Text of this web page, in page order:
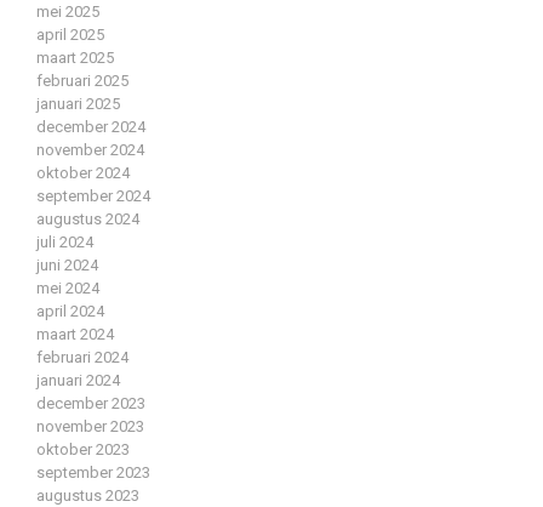
mei 2025
april 2025
maart 2025
februari 2025
januari 2025
december 2024
november 2024
oktober 2024
september 2024
augustus 2024
juli 2024
juni 2024
mei 2024
april 2024
maart 2024
februari 2024
januari 2024
december 2023
november 2023
oktober 2023
september 2023
augustus 2023